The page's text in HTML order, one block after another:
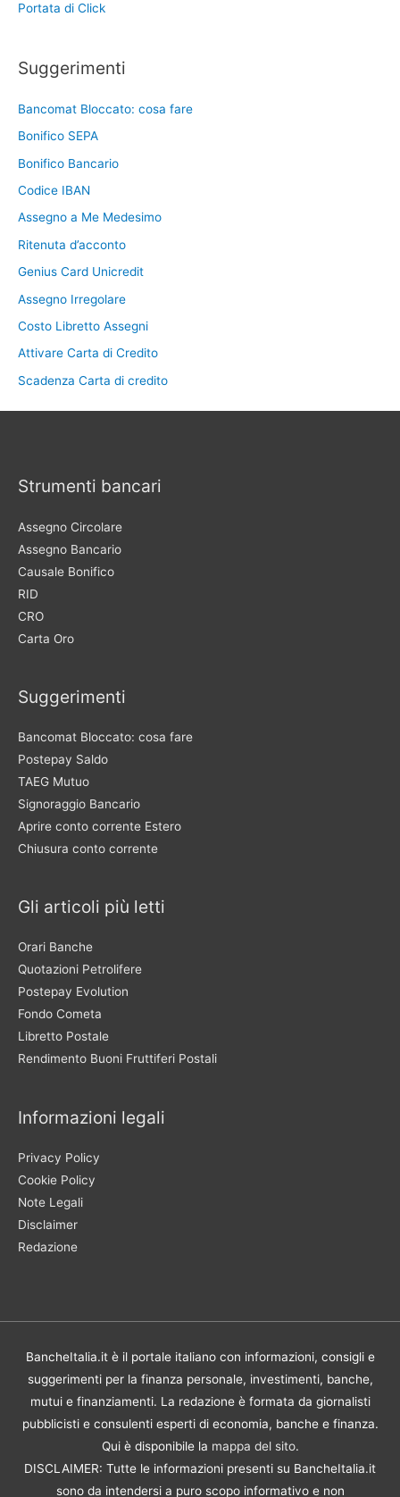
Portata di Click
Suggerimenti
Bancomat Bloccato: cosa fare
Bonifico SEPA
Bonifico Bancario
Codice IBAN
Assegno a Me Medesimo
Ritenuta d’acconto
Genius Card Unicredit
Assegno Irregolare
Costo Libretto Assegni
Attivare Carta di Credito
Scadenza Carta di credito
Strumenti bancari
Assegno Circolare
Assegno Bancario
Causale Bonifico
RID
CRO
Carta Oro
Suggerimenti
Bancomat Bloccato: cosa fare
Postepay Saldo
TAEG Mutuo
Signoraggio Bancario
Aprire conto corrente Estero
Chiusura conto corrente
Gli articoli più letti
Orari Banche
Quotazioni Petrolifere
Postepay Evolution
Fondo Cometa
Libretto Postale
Rendimento Buoni Fruttiferi Postali
Informazioni legali
Privacy Policy
Cookie Policy
Note Legali
Disclaimer
Redazione
BancheItalia.it è il portale italiano con informazioni, consigli e
suggerimenti per la finanza personale, investimenti, banche,
mutui e finanziamenti. La redazione è formata da giornalisti
pubblicisti e consulenti esperti di economia, banche e finanza.
Qui è disponibile la mappa del sito.
DISCLAIMER: Tutte le informazioni presenti su BancheItalia.it
sono da intendersi a puro scopo informativo e non